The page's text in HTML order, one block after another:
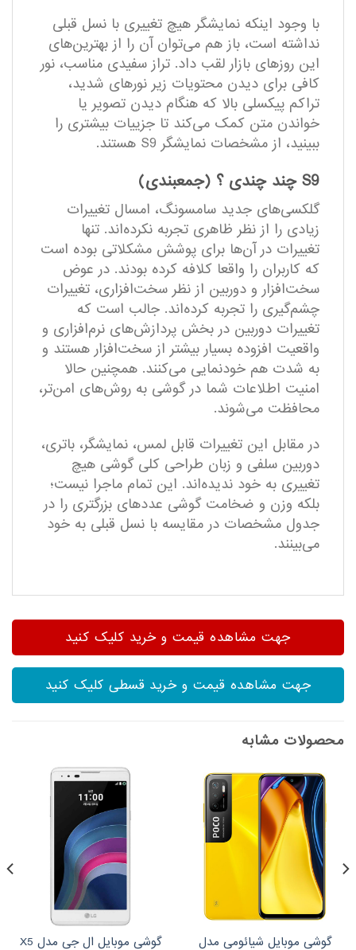
با وجود اینکه نمایشگر هیچ تغییری با نسل قبلی
نداشته است، باز هم می‌توان آن را از بهترین‌های
این روزهای بازار لقب داد. تراز سفیدی مناسب، نور
کافی برای دیدن محتویات زیر نور‌های شدید،
تراکم پیکسلی بالا که هنگام دیدن تصویر یا
خواندن متن کمک می‌کند تا جزییات بیشتری را
ببینید، از مشخصات نمایشگر S9 هستند.
S9 چند چندی ؟ (جمعبندی)
گلکسی‌های جدید سامسونگ، امسال تغییرات
زیادی را از نظر ظاهری تجربه نکرده‌اند. تنها
تغییرات در آن‌ها برای پوشش مشکلاتی بوده است
که کاربران را واقعا کلافه کرده بودند. در عوض
سخت‌افزار و دوربین از نظر سخت‌افزاری، تغییرات
چشم‌گیری را تجربه کرده‌اند. جالب است که
تغییرات دوربین در بخش پردازش‌های نرم‌افزاری و
واقعیت افزوده بسیار بیشتر از سخت‌افزار هستند و
به شدت هم خودنمایی می‌کنند. همچنین حالا
امنیت اطلاعات شما در گوشی به روش‌های امن‌تر،
محافظت می‌شوند.
در مقابل این تغییرات قابل لمس، نمایشگر، باتری،
دوربین سلفی و زبان طراحی کلی گوشی هیچ
تغییری به خود ندیده‌اند. این تمام ماجرا نیست؛
بلکه وزن و ضخامت گوشی عددهای بزرگتری را در
جدول مشخصات در مقایسه با نسل قبلی به خود
می‌بینند.
جهت مشاهده قیمت و خرید کلیک کنید
جهت مشاهده قیمت و خرید قسطی کلیک کنید
محصولات مشابه
گوشی موبایل شیائومی مدل گوشی موبایل ال جی مدل X5